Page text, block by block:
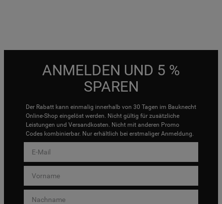
ANMELDEN UND 5 %
SPAREN
Der Rabatt kann einmalig innerhalb von 30 Tagen im Bauknecht
Online-Shop eingelöst werden. Nicht gültig für zusätzliche
Leistungen und Versandkosten. Nicht mit anderen Promo
Codes kombinierbar. Nur erhältlich bei erstmaliger Anmeldung.